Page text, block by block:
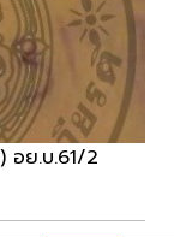
ย.บ.61/2